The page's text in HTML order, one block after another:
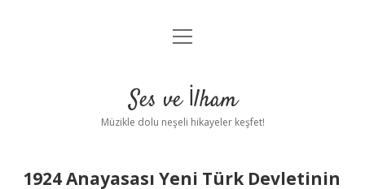
Anasayfa
Yasal Uyarı
menüyü
Ses ve İlham
Müzikle dolu neşeli hikayeler keşfet!
1924 Anayasası Yeni Türk Devletinin